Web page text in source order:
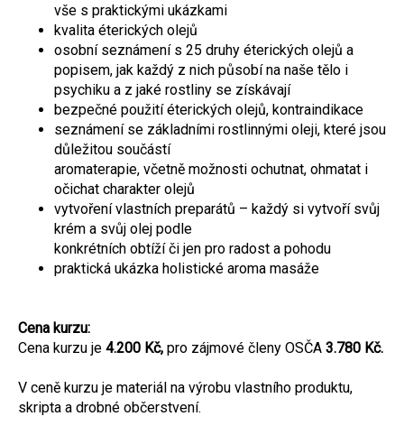
vše s praktickými ukázkami
kvalita éterických olejů
osobní seznámení s 25 druhy éterických olejů a
popisem, jak každý z nich působí na naše tělo i
psychiku a z jaké rostliny se získávají
bezpečné použití éterických olejů, kontraindikace
seznámení se základními rostlinnými oleji, které jsou
důležitou součástí
aromaterapie, včetně možnosti ochutnat, ohmatat i
očichat charakter olejů
vytvoření vlastních preparátů – každý si vytvoří svůj
krém a svůj olej podle
konkrétních obtíží či jen pro radost a pohodu
praktická ukázka holistické aroma masáže
Cena kurzu:
Cena kurzu je 4.200 Kč, pro zájmové členy OSČA 3.780 Kč.
V ceně kurzu je materiál na výrobu vlastního produktu,
skripta a drobné občerstvení.